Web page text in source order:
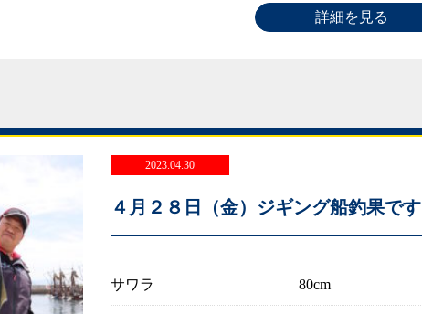
詳細を見る
2023.04.30
４月２８日（金）ジギング船釣果です
サワラ 80cm